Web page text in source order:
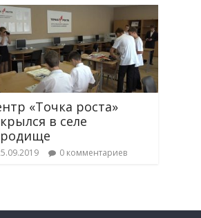
«Точка роста»
в селе
0 комментариев